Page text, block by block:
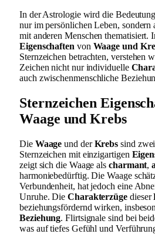
In der Astrologie wird die
nur im persönlichen Leben, sondern
mit anderen Menschen thematisiert.
Eigenschaften von Waage und
Sternzeichen betrachten, verstehen
Zeichen nicht nur individuelle
auch zwischenmenschliche
Sternzeichen
Waage und Krebs
Die Waage und derKrebs sind
Sternzeichen mit einzigartigen
zeigt sich die Waage als charmant,
harmoniebedürftig. Die Waage
Verbundenheit, hat jedoch eine
Unruhe. DieCharakterzüge dieser
beziehungsfördernd wirken,
Beziehung. Flirtsignale sind bei
was auf tiefes Gefühl und